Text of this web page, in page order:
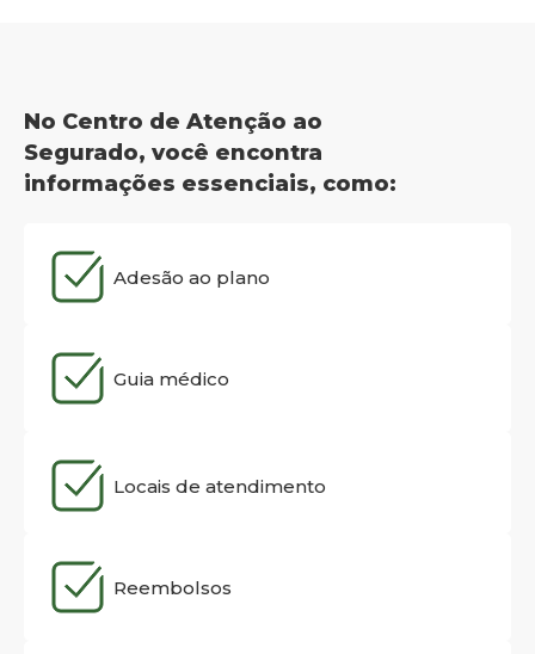
No Centro de Atenção ao
Segurado, você encontra
informações essenciais, como:
Adesão ao plano
Guia médico
Locais de atendimento
Reembolsos